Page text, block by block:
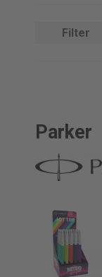
Filter
Parker